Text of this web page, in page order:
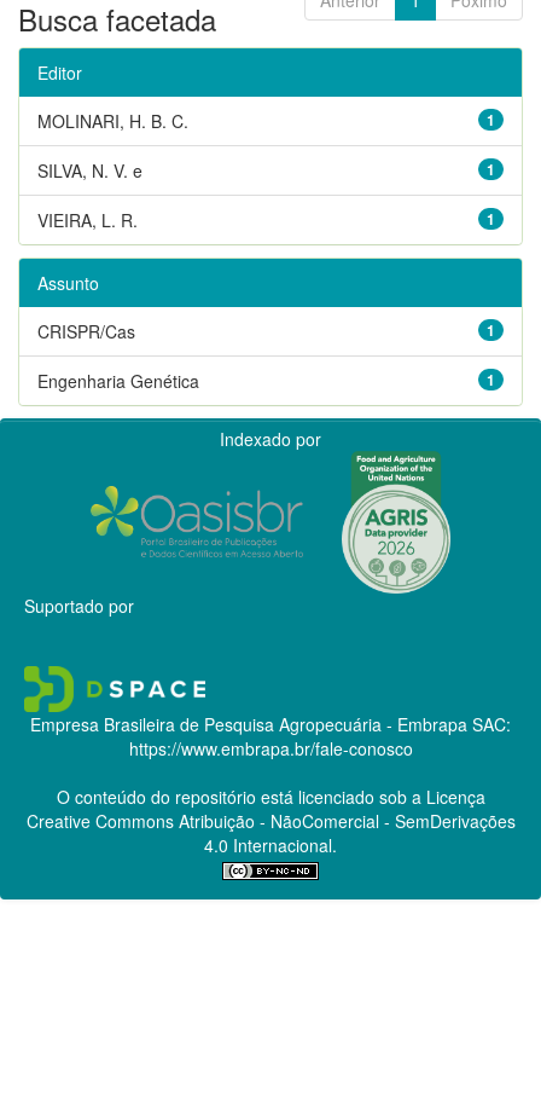
Busca facetada
Editor
1
MOLINARI, H. B. C.
1
SILVA, N. V. e
1
VIEIRA, L. R.
Assunto
1
CRISPR/Cas
1
Engenharia Genética
Indexado por
Suportado por
Empresa Brasileira de Pesquisa Agropecuária - Embrapa SAC:
https://www.embrapa.br/fale-conosco
O conteúdo do repositório está licenciado sob a Licença
Creative CommonsAtribuição - NãoComercial - SemDerivações
4.0 Internacional.